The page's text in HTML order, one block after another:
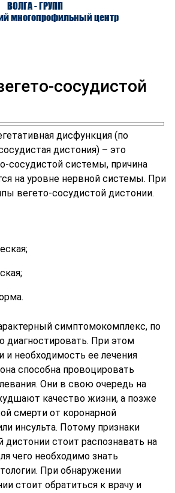
ВОЛГА - ГРУПП
многопрофильный центр
сосудистой
дисфункция (по
дистония) – это
сосудистой системы, причина
на уровне нервной системы. При
вегето-сосудистой дистонии.
симптомокомплекс, по
диагностировать. При этом
и необходимость ее лечения
способна провоцировать
Они в свою очередь на
качество жизни, а позже
смерти от коронарной
инсульта. Потому признаки
дистонии стоит распознавать на
чего необходимо знать
При обнаружении
стоит обратиться к врачу и